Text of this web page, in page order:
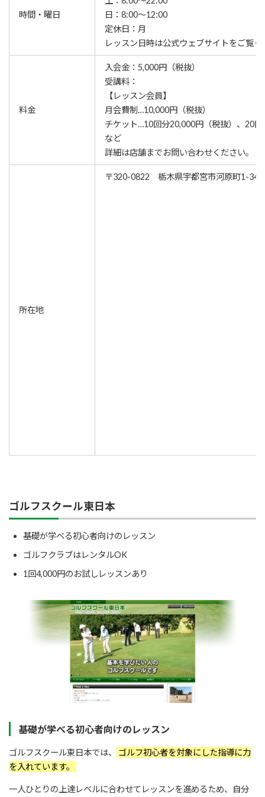
時間・曜日
日：8:00～12:00
定休日：月
レッスン⽇時は公式ウェブサイトをご覧く
料金
入会金：5,000円（税抜）
受講料：
【レッスン会員】
月会費制…10,000円（税抜）
チケット…10回分20,000円（税抜）、20
など
詳細は店舗までお問い合わせください。
所在地
〒320-0822 栃木県宇都宮市河原町1-34
ゴルフスクール東日本
基礎が学べる初心者向けのレッスン
ゴルフクラブはレンタルOK
1回4,000円のお試しレッスンあり
基礎が学べる初心者向けのレッスン
ゴルフスクール東日本では、
ゴルフ初心者を対象にした指導に力
を入れています。
一人ひとりの上達レベルに合わせてレッスンを進めるため、自分